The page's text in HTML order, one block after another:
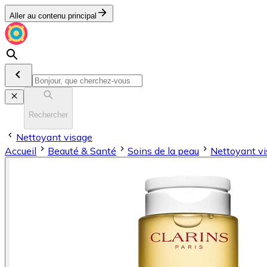
Aller au contenu principal
Rechercher
Nettoyant visage
Accueil
Beauté & Santé Soins de la peau Nettoyant